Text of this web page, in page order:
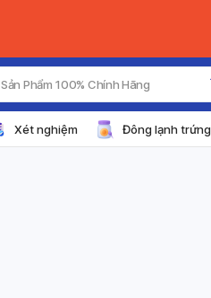
Sản Phẩm 100% Chính Hãng
Xét nghiệm Đông lạnh trứng